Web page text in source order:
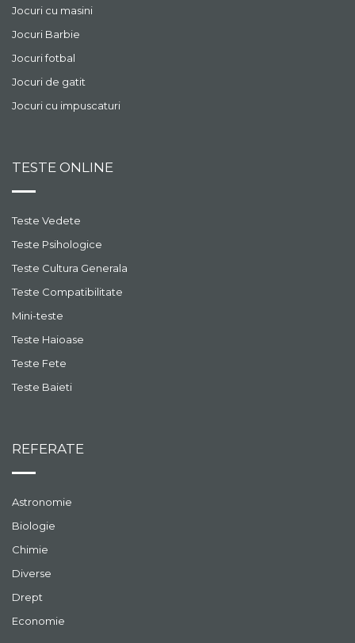
Jocuri cu masini
Jocuri Barbie
Jocuri fotbal
Jocuri de gatit
Jocuri cu impuscaturi
TESTE ONLINE
Teste Vedete
Teste Psihologice
Teste Cultura Generala
Teste Compatibilitate
Mini-teste
Teste Haioase
Teste Fete
Teste Baieti
REFERATE
Astronomie
Biologie
Chimie
Diverse
Drept
Economie